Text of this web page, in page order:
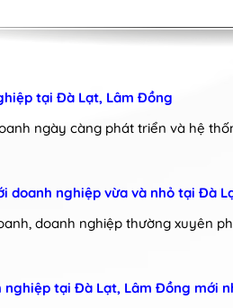
tại Đà Lạt, Lâm Đồng
ngày càng phát triển và hệ
doanh nghiệp vừa và nhỏ tại Đà
doanh nghiệp thường xuyên
nghiệp tại Đà Lạt, Lâm Đồng mới